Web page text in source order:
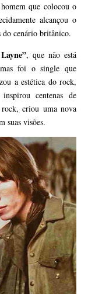
que colocou o
alcançou o
do cenário britânico.
, que não está
foi o single que
a estética do rock,
centenas de
criou uma nova
suas visões.